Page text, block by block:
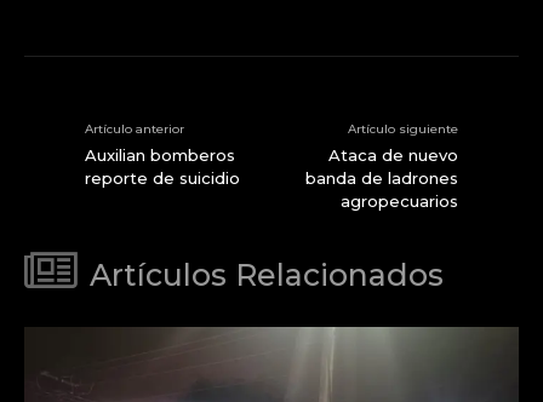
Artículo anterior
Auxilian bomberos
reporte de suicidio
Artículo siguiente
Ataca de nuevo
banda de ladrones
agropecuarios
Artículos Relacionados